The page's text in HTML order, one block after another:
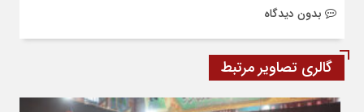
بدون دیدگاه
گالری تصاویر مرتبط